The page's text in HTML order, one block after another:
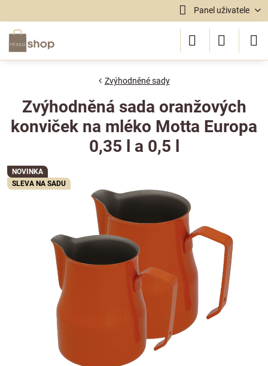
Panel uživatele
NOVINKA
SLEVA NA SADU
Zvýhodněné sady
Zvýhodněná sada oranžových
konviček na mléko Motta Europa
0,35 l a 0,5 l